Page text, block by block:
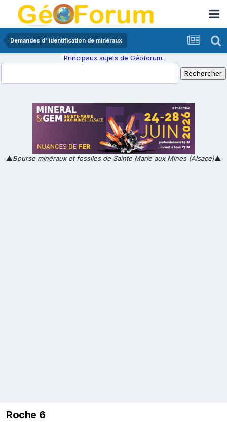
Demandes d' identification de minéraux
Principaux sujets de Géoforum.
▲Bourse minéraux et fossiles de Sainte Marie aux Mines (Alsace)▲
Roche 6